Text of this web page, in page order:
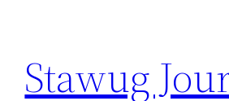
contenu
Stawug